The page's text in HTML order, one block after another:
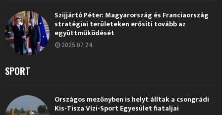
Szijjártó Péter: Magyarország és Franciaország
stratégiai területeken erősíti tovább az
együttműködését
2025.07.24.
SPORT
Országos mezőnyben is helyt álltak a csongrádi
Kis-Tisza Vízi-Sport Egyesület fiataljai